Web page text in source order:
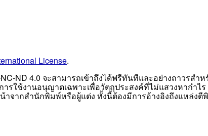
License.
ND 4.0 จะสามารถเข้าถึงได้ฟรีทันทีและอย่างถาวรส
ใช้งานอนุญาตเฉพาะเพื่อวัตถุประสงค์ที่ไม่แสวงหากำไ
จากสำนักพิมพ์หรือผู้แต่ง ทั้งนี้ต้องมีการอ้างอิงถึงแหล่ง